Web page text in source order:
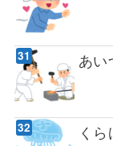
あい
く